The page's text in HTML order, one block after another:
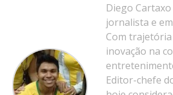
Diego
jornalista e
Com
inovação na
Editor-chefe
Pinterest
Whatsapp
Email